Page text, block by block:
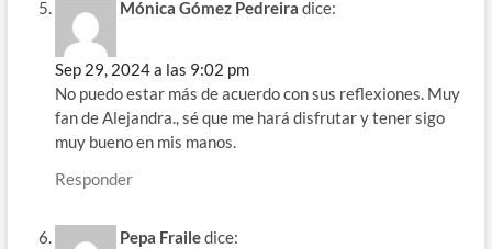
Mónica Gómez Pedreira dice:
Sep 29, 2024 a las 9:02 pm
No puedo estar más de acuerdo con sus reflexiones. Muy
fan de Alejandra., sé que me hará disfrutar y tener sigo
muy bueno en mis manos.
Responder
Pepa Frailedice: